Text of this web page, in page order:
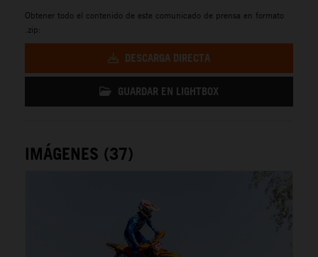
Obtener todo el contenido de este comunicado de prensa en formato
.zip:
DESCARGA DIRECTA
GUARDAR EN LIGHTBOX
IMÁGENES (37)